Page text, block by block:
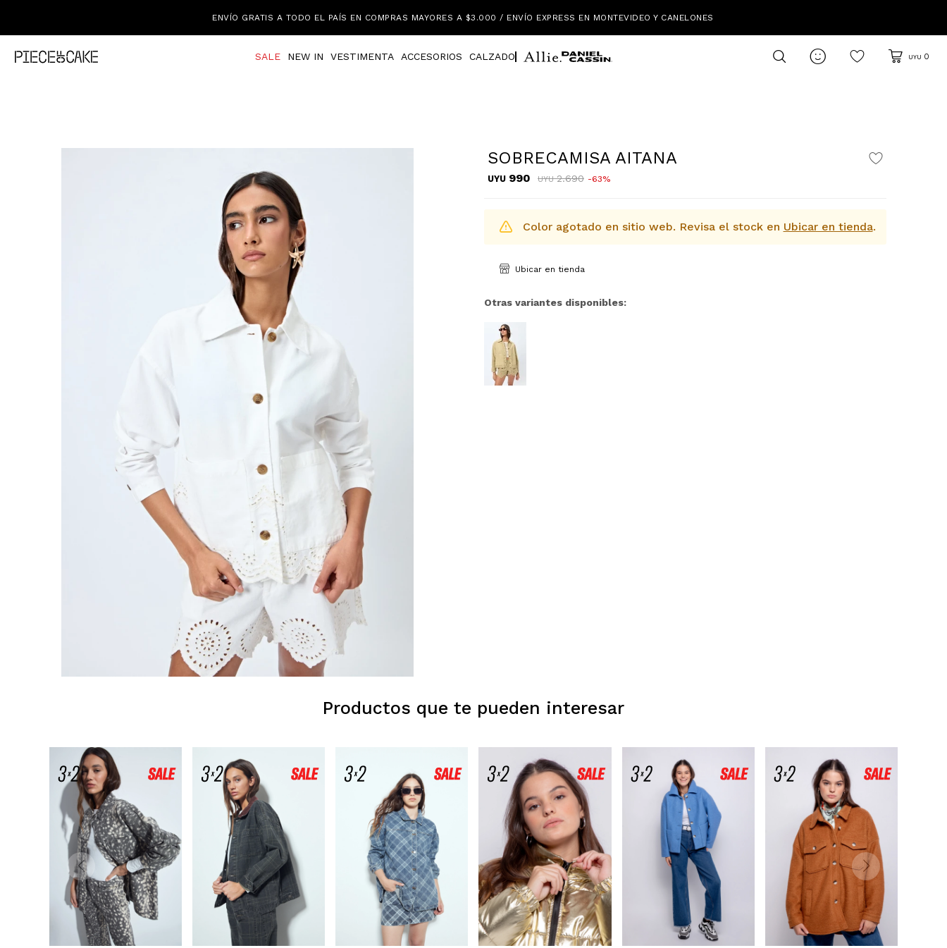
ENVÍO GRATIS A TODO EL PAÍS EN COMPRAS MAYORES A $3.000 / ENVÍO EXPRESS EN MONTEVIDEO Y CANELONES
SALE NEW IN VESTIMENTA ACCESORIOS CALZADO  UYU 0
SOBRECAMISA AITANA
UYU 990 UYU 2.690 63
Color agotado en sitio web. Revisa el stock en Ubicar en tienda.
Ubicar en tienda
Otras variantes disponibles:
Productos que te pueden interesar